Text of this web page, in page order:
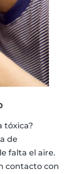
tóxica?
de
falta el aire.
contacto con